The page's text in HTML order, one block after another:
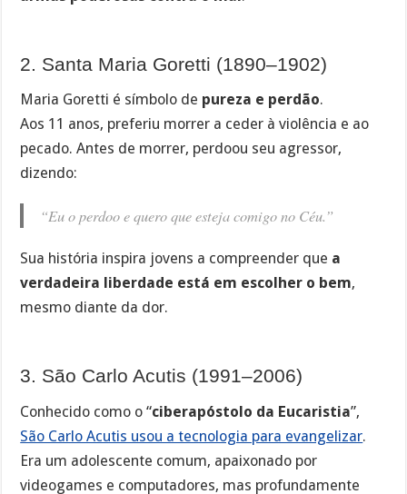
2. Santa Maria Goretti (1890–1902)
Maria Goretti é símbolo de pureza e perdão.
Aos 11 anos, preferiu morrer a ceder à violência e ao
pecado. Antes de morrer, perdoou seu agressor,
dizendo:
“Eu o perdoo e quero que esteja comigo no Céu.”
Sua história inspira jovens a compreender que a
verdadeira liberdade está em escolher o bem,
mesmo diante da dor.
3. São Carlo Acutis (1991–2006)
Conhecido como o “ciberapóstolo da Eucaristia”,
São Carlo Acutis usou a tecnologia para evangelizar.
Era um adolescente comum, apaixonado por
videogames e computadores, mas profundamente